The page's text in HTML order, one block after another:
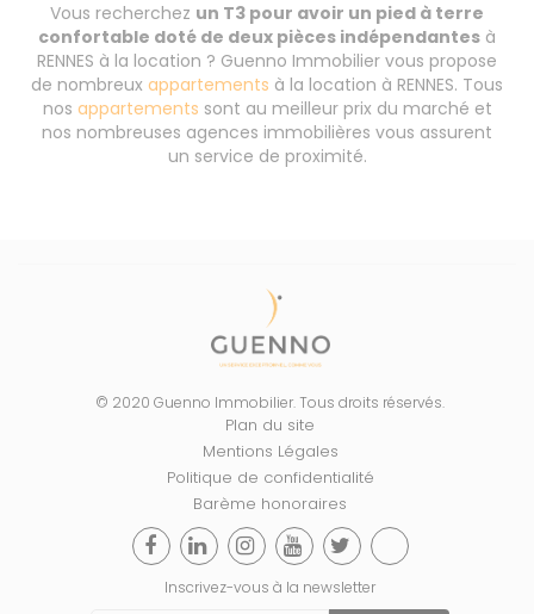
Vous recherchez un T3 pour avoir un pied à terre
confortable doté de deux pièces indépendantes à
RENNES à la location ? Guenno Immobilier vous propose
de nombreux appartements à la location à RENNES. Tous
nos appartements sont au meilleur prix du marché et
nos nombreuses agences immobilières vous assurent
un service de proximité.
© 2020 Guenno Immobilier. Tous droits réservés.
Plan du site
Mentions Légales
Politique de confidentialité
Barème honoraires
Inscrivez-vous à la newsletter